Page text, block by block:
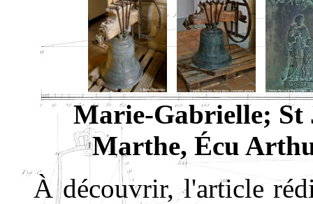
Marie-Gabrielle; St
Marthe, Écu
À découvrir, l'article